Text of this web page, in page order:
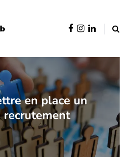
en place un
recrutement